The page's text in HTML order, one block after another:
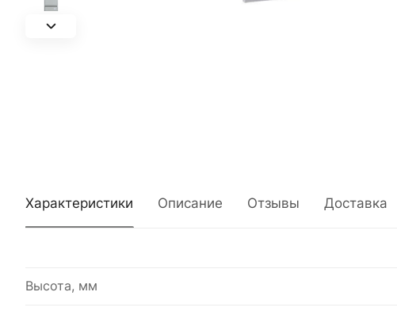
Характеристики Описание Отзывы Доставка
Высота, мм